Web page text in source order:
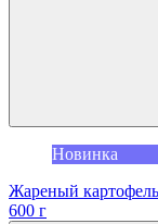
Новинка
Жареный
600 г